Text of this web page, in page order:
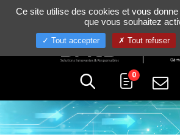
+33 (0)4 75 58 80 10
0
Gestion de vos préférences sur les
Ce site utilise des cookies et vous
que vous souhaitez
Tout accepter Tout refuser